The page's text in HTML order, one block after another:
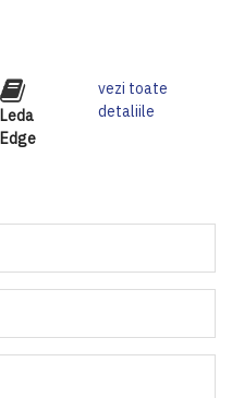
Leda
Edge
vezi toate
detaliile